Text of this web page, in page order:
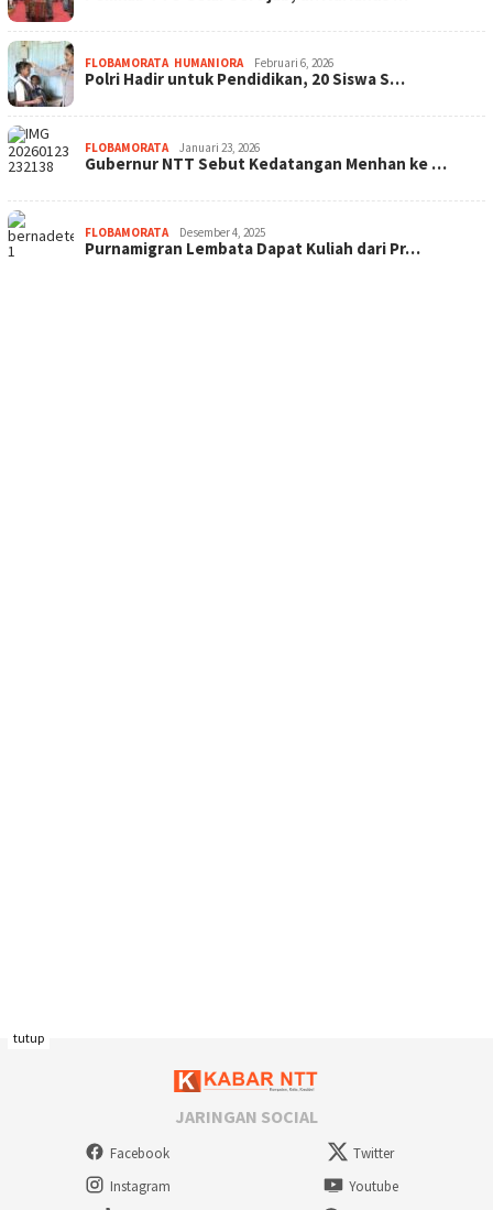
FLOBAMORATA, HUMANIORA Februari 6, 2026
Polri Hadir untuk Pendidikan, 20 Siswa S…
FLOBAMORATA Januari 23, 2026
Gubernur NTT Sebut Kedatangan Menhan ke …
FLOBAMORATA Desember 4, 2025
Purnamigran Lembata Dapat Kuliah dari Pr…
JARINGAN SOCIAL
Facebook
Twitter
Instagram
Youtube
tutup